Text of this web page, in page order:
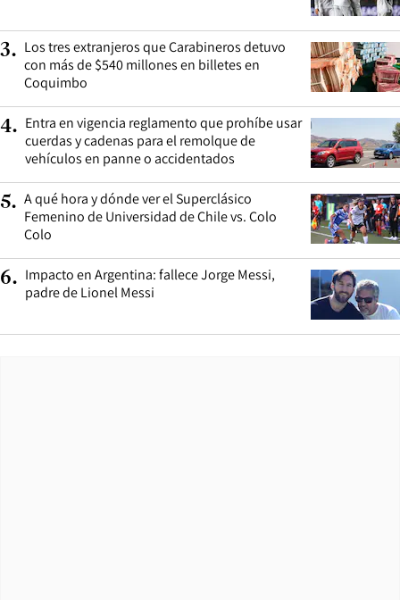
3. Los tres extranjeros que Carabineros detuvo
con más de $540 millones en billetes en
Coquimbo
4. Entra en vigencia reglamento que prohíbe usar
cuerdas y cadenas para el remolque de
vehículos en panne o accidentados
5. A qué hora y dónde ver el Superclásico
Femenino de Universidad de Chile vs. Colo
Colo
6. Impacto en Argentina: fallece Jorge Messi,
padre de Lionel Messi